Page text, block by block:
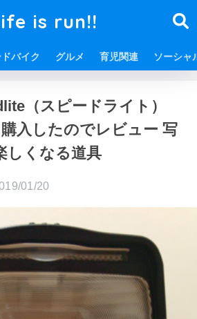
is run!!
バイク グルメ 育児関連 ソーシャ
（スピードライト）
入したのでレビュー 写
しくなる道具
01/20